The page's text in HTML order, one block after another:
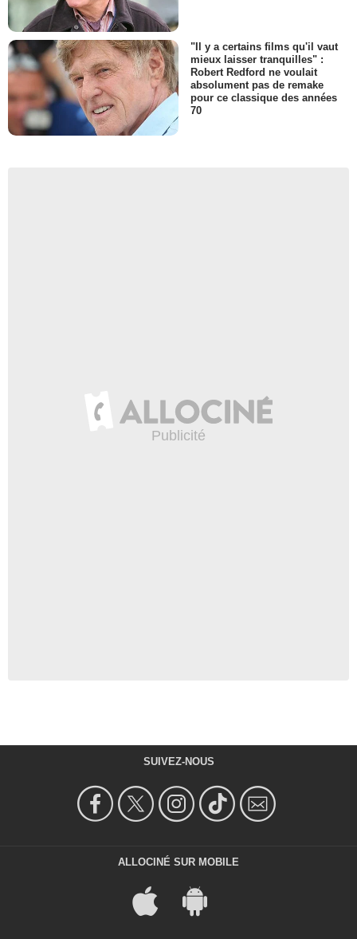
"Il y a certains films qu'il vaut
mieux laisser tranquilles" :
Robert Redford ne voulait
absolument pas de remake
pour ce classique des années
70
SUIVEZ-NOUS
ALLOCINÉ SUR MOBILE